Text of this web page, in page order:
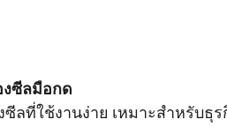
งซีลมือกด
ซีลที่ใช้งานง่าย เหมาะสำหรับ